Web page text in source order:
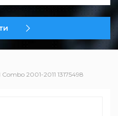
2001-2011 13175498